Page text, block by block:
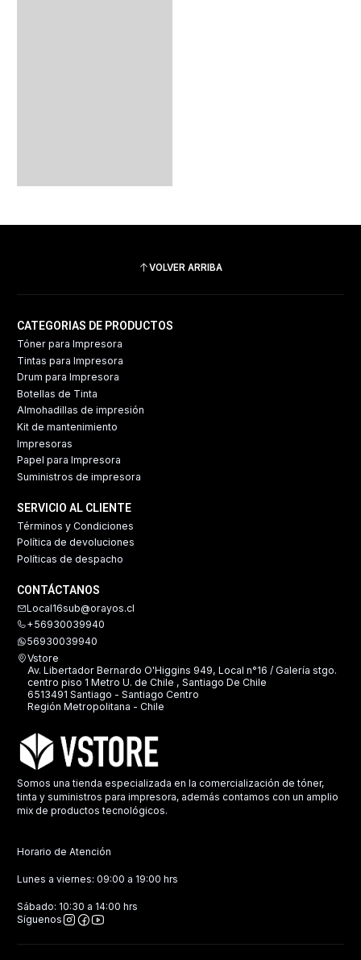
VOLVER ARRIBA
CATEGORIAS DE PRODUCTOS
Tóner para Impresora
Tintas para Impresora
Drum para Impresora
Botellas de Tinta
Almohadillas de impresión
Kit de mantenimiento
Impresoras
Papel para Impresora
Suministros de impresora
SERVICIO AL CLIENTE
Términos y Condiciones
Política de devoluciones
Políticas de despacho
CONTÁCTANOS
Local16sub@orayos.cl
+56930039940
56930039940
Vstore
Av. Libertador Bernardo O'Higgins 949, Local n°16 / Galería stgo.
centro piso 1 Metro U. de Chile , Santiago De Chile
6513491 Santiago - Santiago Centro
Región Metropolitana - Chile
Somos una tienda especializada en la comercialización de tóner,
tinta y suministros para impresora, además contamos con un amplio
mix de productos tecnológicos.
Horario de Atención
Lunes a viernes: 09:00 a 19:00 hrs
Sábado: 10:30 a 14:00 hrs
Síguenos